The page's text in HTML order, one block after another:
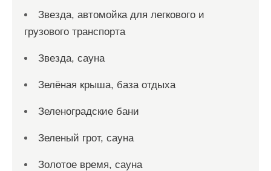
Звезда, автомойка для легкового и
грузового транспорта
Звезда, сауна
Зелёная крыша, база отдыха
Зеленоградские бани
Зеленый грот, сауна
Золотое время, сауна